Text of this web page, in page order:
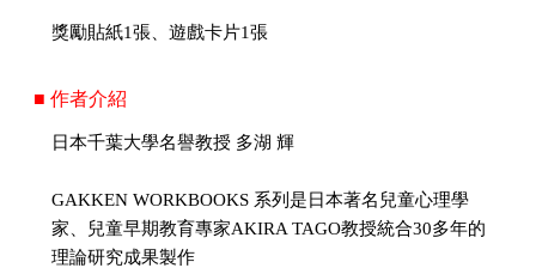
獎勵貼紙1張、遊戲卡片1張
■ 作者介紹
日本千葉大學名譽教授 多湖 輝
GAKKEN WORKBOOKS 系列是日本著名兒童心理學
家、兒童早期教育專家AKIRA TAGO教授統合30多年的
理論研究成果製作